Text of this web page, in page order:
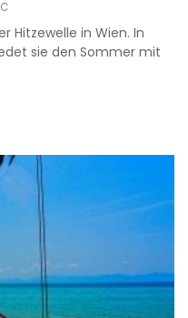
Hitzewelle in Wien. In
sie den Sommer mit